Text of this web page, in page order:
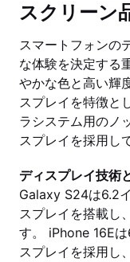
スクリーン
スマートフォンの
な体験を決定する
やかな色と高い輝
スプレイを特徴と
ラシステム用のノ
スプレイを採用し
ディスプレイ技術
Galaxy S24は6.2
スプレイを搭載し
す。 iPhone 16E
スプレイを採用し